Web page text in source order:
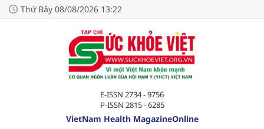
Thứ Bảy 08/08/2026 13:22
E-ISSN 2734 - 9756
P-ISSN 2815 - 6285
VietNam Health MagazineOnline